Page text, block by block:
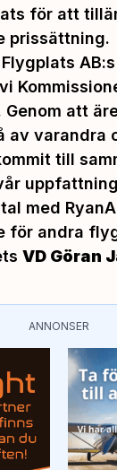
för att
prissättning.
att
av varandra
till
med
för andra
VD Göran
ANNONSER